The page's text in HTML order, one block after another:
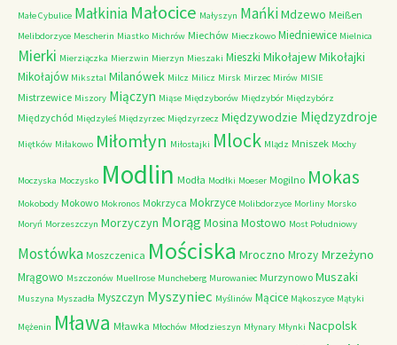
Małe Cybulice Małkinia Małocice Małyszyn MańkiMdzewo Meißen
Melibdorzyce Mescherin Miastko Michrów Miechów Mieczkowo Miedniewice Mielnica
Mierki Mierziączka Mierzwin Mierzyn Mieszaki Mieszki MikołajewMikołajki
Mikołajów Miksztal Milanówek Milcz Milicz Mirsk Mirzec Mirów MISIE
Mistrzewice Miszory Miączyn Miąse Międzyborów Międzybór Międzybórz
Międzychód Międzyleś Międzyrzec Międzyrzecz Międzywodzie Międzyzdroje
Miętków Miłakowo Miłomłyn Miłostajki Mlock Mlądz Mniszek Mochy
Moczyska Moczysko Modlin Modła Modłki Moeser Mogilno Mokas
Mokobody Mokowo Mokronos Mokrzyca Mokrzyce Molibdorzyce Morliny Morsko
Moryń Morzeszczyn Morzyczyn MorągMosina Mostowo Most Południowy
Mostówka Moszczenica Mościska Mroczno Mrozy Mrzeżyno
Mrągowo Mszczonów Muellrose Muncheberg Murowaniec Murzynowo Muszaki
Muszyna Myszadła Myszczyn Myszyniec Myślinów Mącice Mąkoszyce Mątyki
Mężenin Mława Mławka Młochów Młodzieszyn Młynary Młynki Nacpolsk